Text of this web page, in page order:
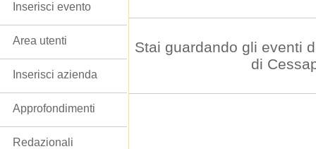
Stai guardando gli eventi
di
Inserisci evento
Area utenti
Inserisci azienda
Approfondimenti
Redazionali